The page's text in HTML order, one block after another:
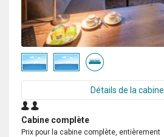
Détails de la cabine
Cabine complète
Prix pour la cabine complète, entièrement